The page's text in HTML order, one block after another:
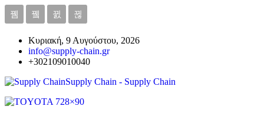
Κυριακή, 9 Αυγούστου, 2026
info@supply-chain.gr
+302109010040
Supply Chain - Supply Chain